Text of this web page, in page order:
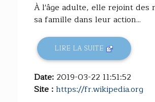
À l'âge adulte, elle rejoint des
sa famille dans leur action...
LIRE LA SUITE
Date: 2019-03-22 11:51:52
Site :https://fr.wikipedia.org